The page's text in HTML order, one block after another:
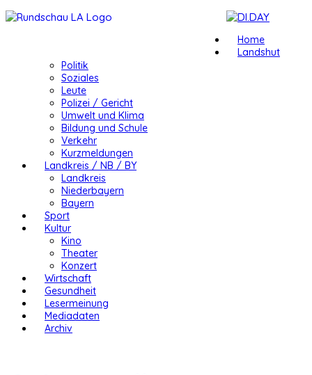
Home
Landshut
Politik
Soziales
Leute
Polizei / Gericht
Umwelt und Klima
Bildung und Schule
Verkehr
Kurzmeldungen
Landkreis / NB / BY
Landkreis
Niederbayern
Bayern
Sport
Kultur
Kino
Theater
Konzert
Wirtschaft
Gesundheit
Lesermeinung
Mediadaten
Archiv